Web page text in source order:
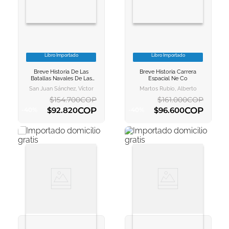
VER INFORMACION
AGREGAR AL
Libro Importado
Breve Historia De Las
Batallas Navales De Las
Fragatas
San Juan Sánchez, Víctor
$154.700COP
$92.820COP
AGREGAR AL CARRITO
VER INFORMACION
AGREGAR AL
Libro Importado
Breve Historia Carrera
Espacial Ne Co
Martos Rubio, Alberto
$161.000COP
$96.600COP
AGREGAR AL CARRITO